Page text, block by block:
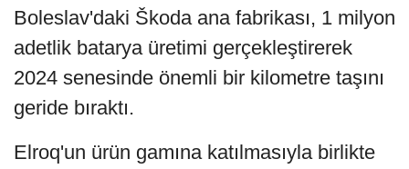
Boleslav'daki Škoda ana fabrikası, 1 milyon
adetlik batarya üretimi gerçekleştirerek
2024 senesinde önemli bir kilometre taşını
geride bıraktı.
Elroq'un ürün gamına katılmasıyla birlikte